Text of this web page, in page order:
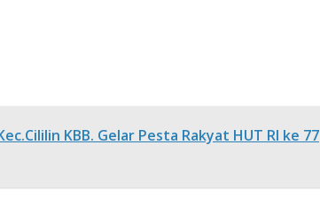
KBB. Gelar Pesta Rakyat HUT RI ke 77